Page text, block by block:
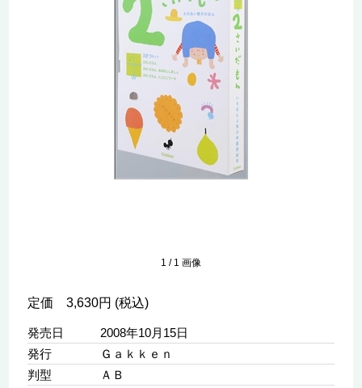
1 / 1 画像
定価 3,630円 (税込)
発売日
2008年10月15日
発行
Ｇａｋｋｅｎ
判型
ＡＢ